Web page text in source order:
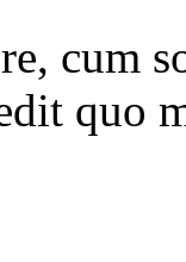
cum
quo